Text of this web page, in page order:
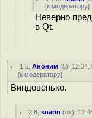
[к модератору]
Неверно
в Qt.
1.5 ,Аноним (5), 12:34,
[к модератору]
Виндовенько.
2.8 ,soarin (ok),